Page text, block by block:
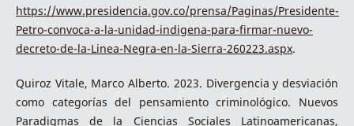
https://www.presidencia.gov.co/prensa/Paginas/Presidente-
Petro-convoca-a-la-unidad-indigena-para-firmar-nuevo-
decreto-de-la-Linea-Negra-en-la-Sierra-260223.aspx.
Quiroz Vitale, Marco Alberto. 2023. Divergencia y desviación
como categorías del pensamiento criminológico. Nuevos
Paradigmas de la Ciencias Sociales Latinoamericanas,